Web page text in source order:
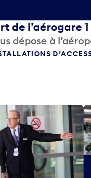
de l’aérogare 1
dépose à